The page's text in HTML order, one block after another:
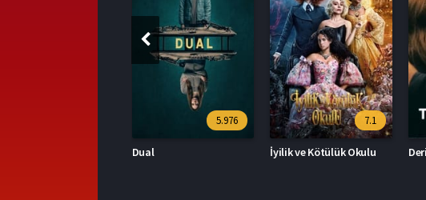
7.1
İyilik ve Kötülük Okulu
6.16